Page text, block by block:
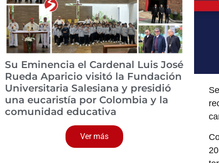
Su Eminencia el Cardenal Luis José
Rueda Aparicio visitó la Fundación
Universitaria Salesiana y presidió
una eucaristía por Colombia y la
comunidad educativa
Ver más